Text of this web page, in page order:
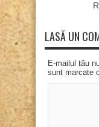
LASĂ UN
E-mailul tău
sunt marcate